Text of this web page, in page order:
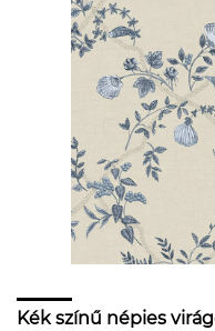
Kék színű népies